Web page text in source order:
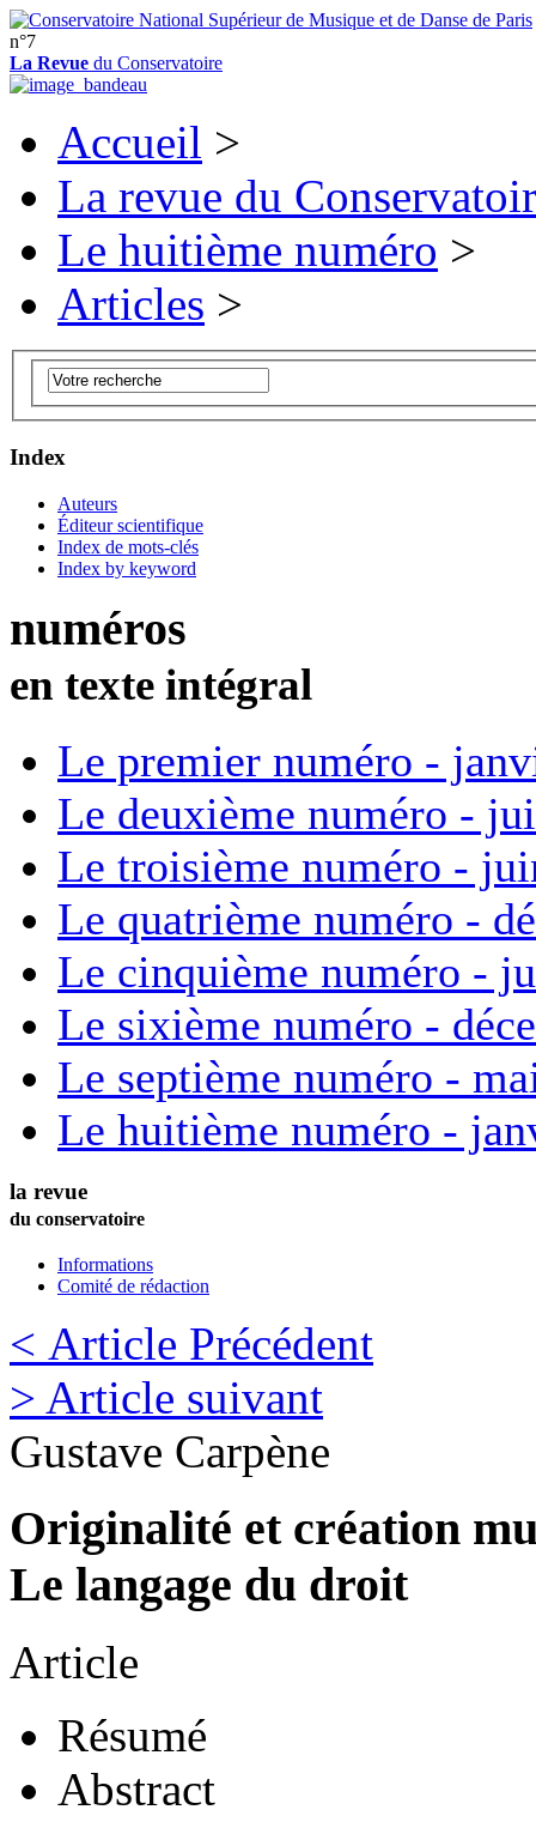
n°7
La Revue du Conservatoire
Accueil >
La revue du
Le huitième numéro >
Articles >
Index
Auteurs
Éditeur scientifique
Index de mots-clés
Index by keyword
numéros
en texte intégral
Le premier numéro -
Le deuxième numéro -
Le troisième numéro -
Le quatrième numéro -
Le cinquième numéro -
Le sixième numéro -
Le septième numéro -
Le huitième numéro -
la revue
du conservatoire
Informations
Comité de rédaction
< Article Précédent
> Article suivant
Gustave Carpène
Originalité et création
Le langage du droit
Article
Résumé
Abstract